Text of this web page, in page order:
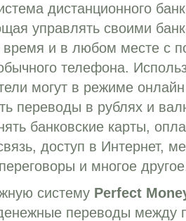
дистанционного
управлять своими
время и в любом месте с
телефона.
могут в режиме
переводы в рублях и
банковские карты,
доступ в Интернет,
и многое
систему Perfect
переводы между